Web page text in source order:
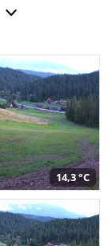
14,3 °C